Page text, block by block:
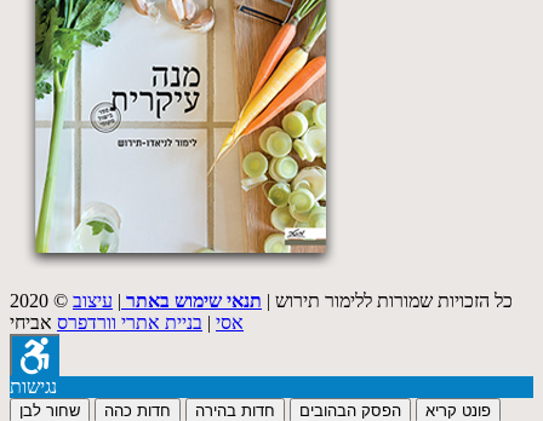
2020 © כל הזכויות שמורות ללימור תירוש | תנאי שימוש באתר | עיצוב
אסי | בניית אתרי וורדפרס אביחי
נגישות
שחור לבן חדות כהה חדות בהירה הפסק הבהובים
פונט קריא